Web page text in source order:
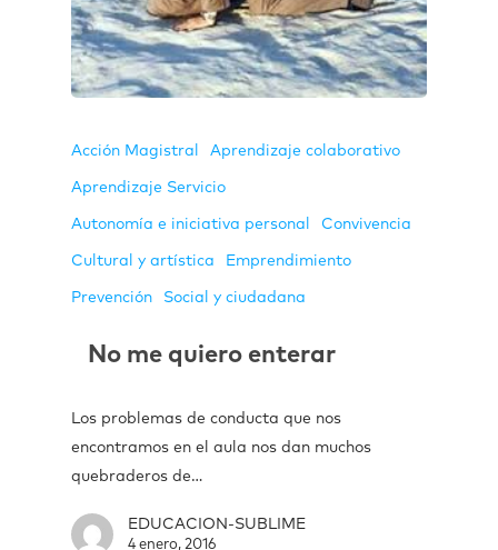
Acción Magistral Aprendizaje colaborativo
Aprendizaje Servicio
Autonomía e iniciativa personal Convivencia
Cultural y artística Emprendimiento
Prevención Social y ciudadana
No me quiero enterar
Los problemas de conducta que nos
encontramos en el aula nos dan muchos
quebraderos de…
EDUCACION-SUBLIME
4 enero, 2016